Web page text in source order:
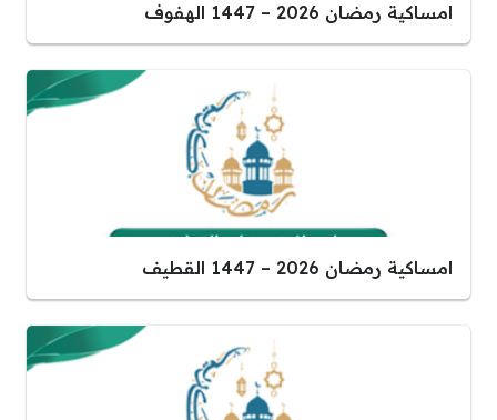
امساكية رمضان 2026 – 1447 الهفوف
امساكية رمضان 2026 – 1447 القطيف